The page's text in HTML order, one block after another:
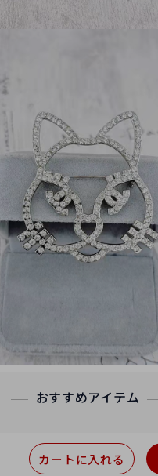
おすすめアイテム
カートに入れる